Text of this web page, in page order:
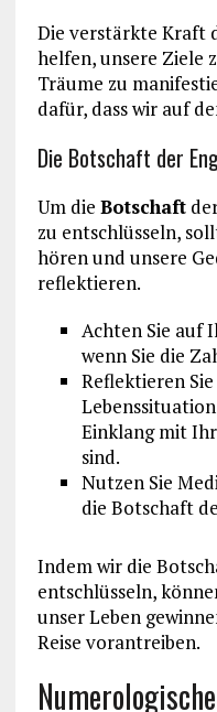
Die verstärkte Kraft
helfen, unsere Ziele
Träume zu
dafür, dass wir auf
Die Botschaft der
Um die Botschaft
zu entschlüsseln,
hören und unsere
reflektieren.
Achten Sie auf
wenn Sie die
Reflektieren
Einklang mit
sind.
Nutzen Sie
die Botschaft
Indem wir die
entschlüsseln,
unser Leben
Reise vorantreiben.